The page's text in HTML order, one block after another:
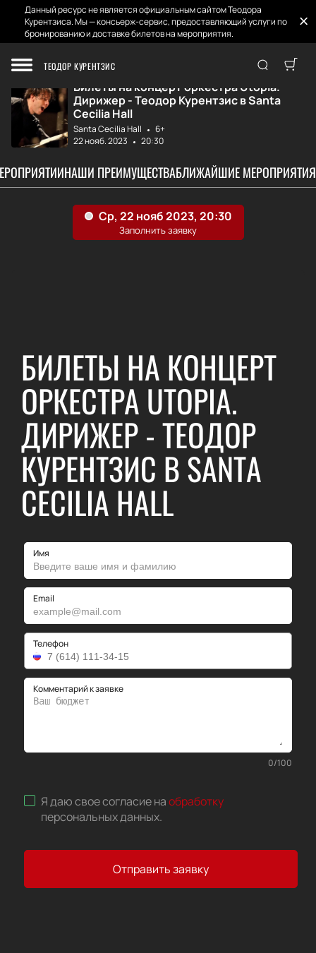
Данный ресурс не является официальным сайтом Теодора
Курентзиса. Мы — консьерж-сервис, предоставляющий услуги по
бронированию и доставке билетов на мероприятия.
ТЕОДОР КУРЕНТЗИС
Главная Афиша и Билеты
Билеты на концерт оркестра Utopia.
Дирижер - Теодор Курентзис в Santa
Cecilia Hall
Santa Cecilia Hall
6+
22 нояб. 2023
20:30
НАШИ ПРЕИМУЩЕСТВАБЛИЖАЙШИЕ МЕРОПРИЯТИЯ
БИЛЕТЫ НА КОНЦЕРТ
ОРКЕСТРА UTOPIA.
ДИРИЖЕР - ТЕОДОР
КУРЕНТЗИС В SANTA
CECILIA HALL
Имя
Email
Телефон
Комментарий к заявке
0/100
Я даю свое согласие наобработку
персональных данных.
Отправить заявку